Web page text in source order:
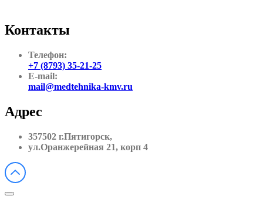
Контакты
Телефон:
+7 (8793) 35-21-25
E-mail:
mail@medtehnika-kmv.ru
Адрес
357502 г.Пятигорск,
ул.Оранжерейная 21, корп 4